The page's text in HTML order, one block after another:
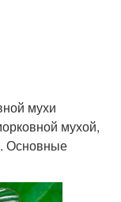
мухи
мухой,
Основные